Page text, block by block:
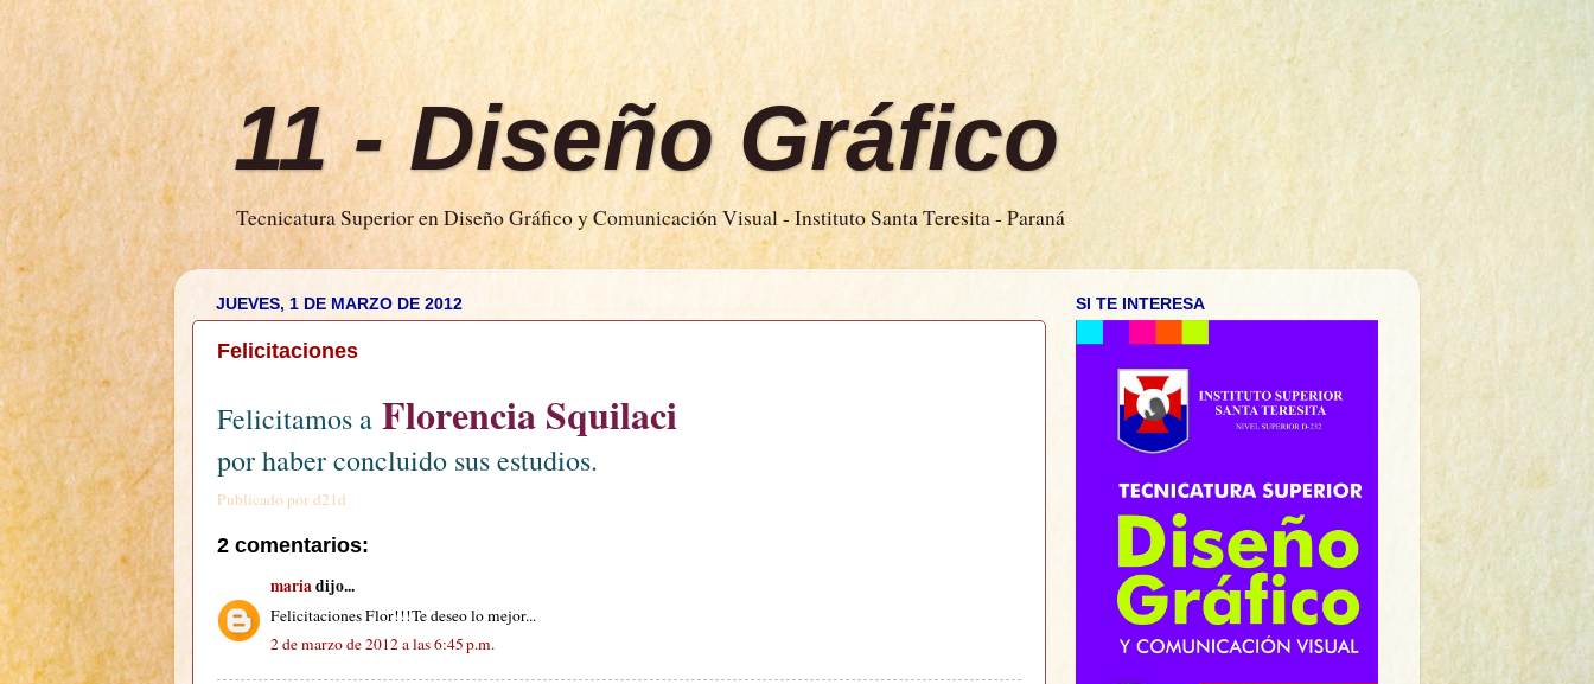
11 - Diseño Gráfico
Tecnicatura Superior en Diseño Gráfico y Comunicación Visual - Instituto Santa Teresita - Paraná
JUEVES, 1 DE MARZO DE 2012
Felicitaciones
Felicitamos a Florencia Squilaci
por haber concluido sus estudios.
Publicado pord21d
2 comentarios:
mariadijo...
Felicitaciones Flor!!!Te deseo lo mejor...
2 de marzo de 2012 a las 6:45 p.m.
SI TE INTERESA